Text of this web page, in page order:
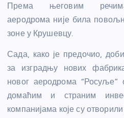
Према његовим
аеродрома није била
зоне у Крушевцу.
Сада, како је предочио,
за изградњу нових
новог аеродрома “Росуље”
домаћим и страним
компанијама које су отворили